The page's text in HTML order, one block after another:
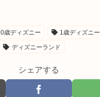
0歳ディズニー 1歳ディズニー
ディズニーランド
シェアする